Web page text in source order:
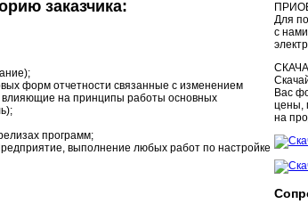
заказчика:
форм отчетности связанные с изменением
влияющие на принципы работы основных
программ;
выполнение любых работ по настройке
Для
с
Вас
цены,
на